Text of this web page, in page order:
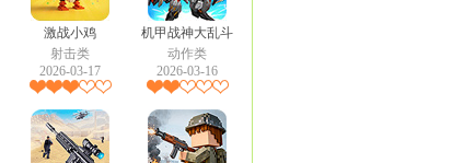
激战小鸡
射击类
2026-03-17
机甲战神大乱斗
动作类
2026-03-16